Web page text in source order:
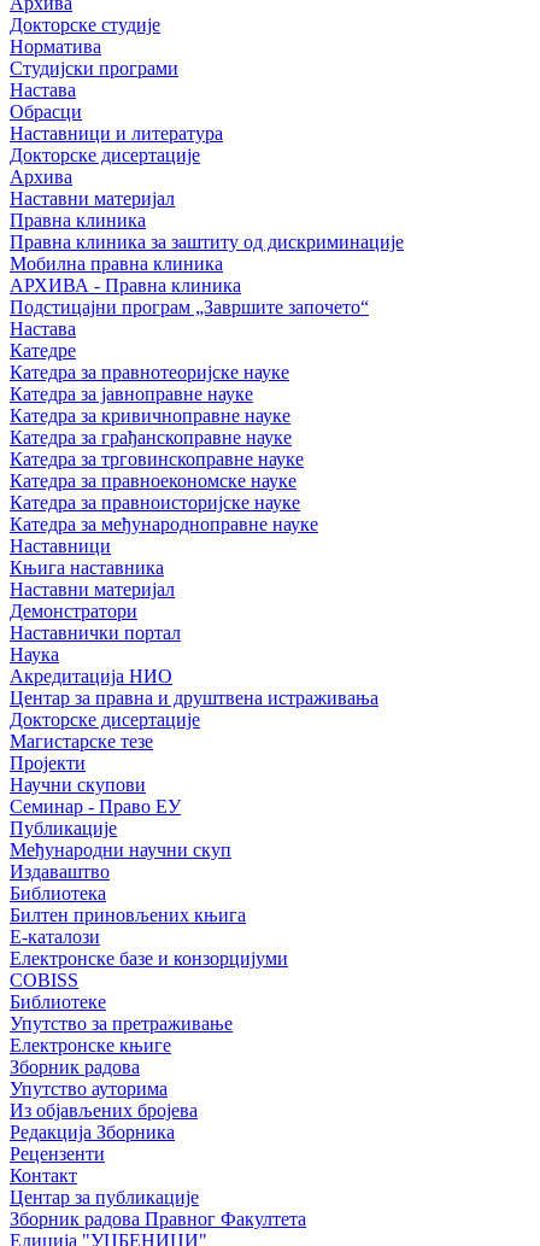
Докторске студије
Норматива
Студијски програми
Настава
Обрасци
Наставници и литература
Докторске дисертације
Архива
Наставни материјал
Правна клиника
Правна клиника за заштиту од дискриминације
Мобилна правна клиника
АРХИВА - Правна клиника
Подстицајни програм „Завршите започето“
Настава
Катедре
Катедра за правнотеоријске науке
Катедра за јавноправне науке
Катедра за кривичноправне науке
Катедра за грађанскоправне науке
Катедра за трговинскоправне науке
Катедра за правноекономске науке
Катедра за правноисторијске науке
Катедра за међународноправне науке
Наставници
Књига наставника
Наставни материјал
Демонстратори
Наставнички портал
Наука
Акредитација НИО
Центар за правна и друштвена истраживања
Докторске дисертације
Магистарске тезе
Пројекти
Научни скупови
Семинар - Право ЕУ
Публикације
Међународни научни скуп
Издаваштво
Библиотека
Билтен приновљених књига
Е-каталози
Електронске базе и конзорцијуми
COBISS
Библиотеке
Упутство за претраживање
Електронске књиге
Зборник радова
Упутство ауторима
Из објављених бројева
Редакција Зборника
Рецензенти
Контакт
Центар за публикације
Зборник радова Правног Факултета
Едиција "УЏБЕНИЦИ"